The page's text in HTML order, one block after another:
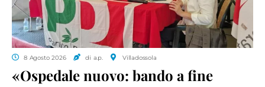
8 Agosto 2026 di a.p. Villadossola
«Ospedale nuovo: bando a fine